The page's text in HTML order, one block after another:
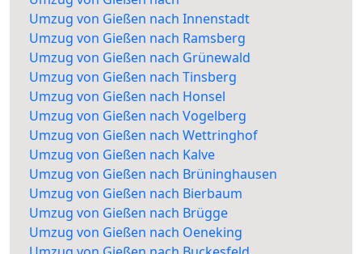
Umzug von Gießen nach Innenstadt
Umzug von Gießen nach Ramsberg
Umzug von Gießen nach Grünewald
Umzug von Gießen nach Tinsberg
Umzug von Gießen nach Honsel
Umzug von Gießen nach Vogelberg
Umzug von Gießen nach Wettringhof
Umzug von Gießen nach Kalve
Umzug von Gießen nach Brüninghausen
Umzug von Gießen nach Bierbaum
Umzug von Gießen nach Brügge
Umzug von Gießen nach Oeneking